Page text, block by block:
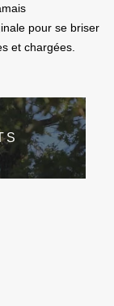
pour se briser
et chargées.